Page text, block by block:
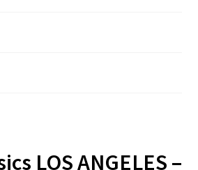
LOS ANGELES –